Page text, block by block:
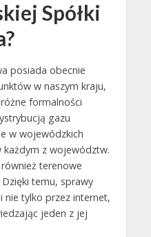
Spółki
posiada obecnie
w naszym kraju,
formalności
gazu
w wojewódzkich
każdym z województw.
terenowe
temu, sprawy
nie tylko przez internet,
jeden z jej